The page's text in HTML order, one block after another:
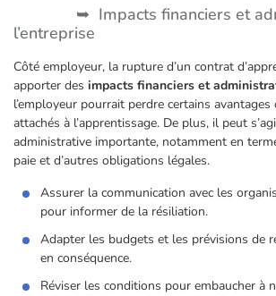
Impacts financiers et
l’entreprise
Côté employeur, la rupture d’un contrat
apporter des impacts financiers et
l’employeur pourrait perdre certains
attachés à l’apprentissage. De plus, il peut
administrative importante, notamment en
paie et d’autres obligations légales.
Assurer la communication avec les
pour informer de la résiliation.
Adapter les budgets et les prévisions de
en conséquence.
Réviser les conditions pour embaucher à